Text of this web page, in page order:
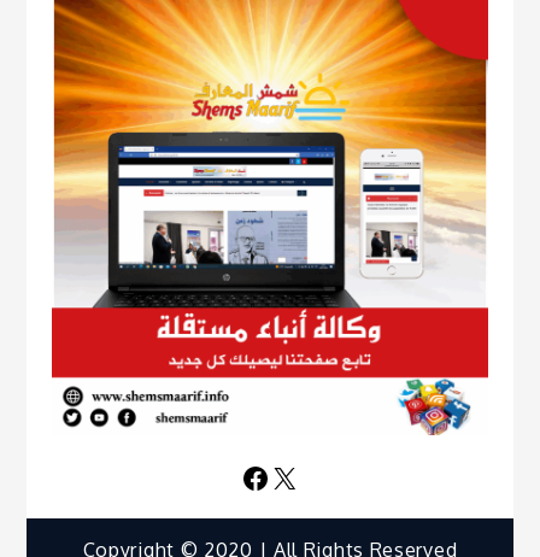
Facebook
X
Copyright © 2020 | All Rights Reserved